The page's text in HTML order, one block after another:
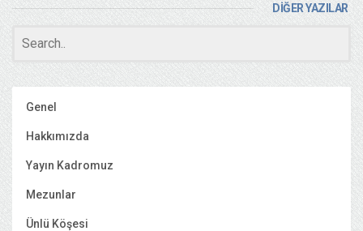
DİĞER YAZILAR
Genel
Hakkımızda
Yayın Kadromuz
Mezunlar
Ünlü Köşesi